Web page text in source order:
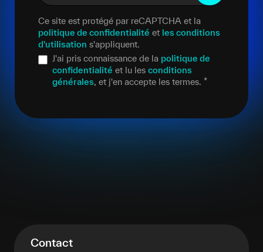
Ce site est protégé par reCAPTCHA et la
politique de confidentialité et les conditions
d'utilisation s'appliquent.
J'ai pris connaissance de la politique de
confidentialité et lu les conditions
générales, et j'en accepte les termes. *
Contact